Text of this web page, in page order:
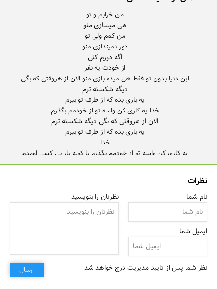
این دنیا بدون تو فقط هی میده بازی منو الان از هروقتی که بگی
یه کاری کن واسه تو از خودمم بگذرم با کوله بار بی‌ کسی اومدم
خدا یه کاری کن واسه تو از خودمم بگذرم الان از هروقتی که بگی
دیگه شکسته ترم
خدا یه کاری کن واسه تو از خودمم بگذرم
نظرات
نام شما
ایمیل شما
نظرتان را بنویسید
نظر شما پس از تایید مدیریت درج خواهد شد ارسال